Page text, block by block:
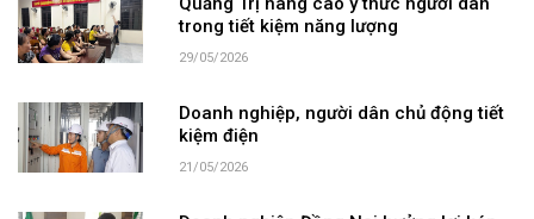
Quảng Trị nâng cao ý thức người dân
trong tiết kiệm năng lượng
29/05/2026
Doanh nghiệp, người dân chủ động tiết
kiệm điện
21/05/2026